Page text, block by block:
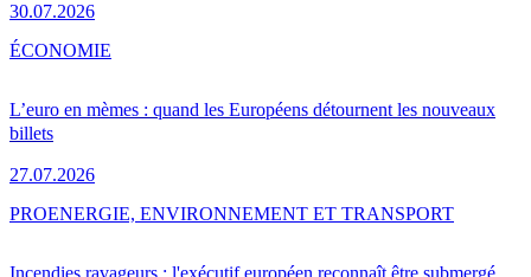
30.07.2026
L’euro en mèmes : quand les Européens détournent les nouveaux
billets
27.07.2026
ÉCONOMIE
PROENERGIE, ENVIRONNEMENT ET TRANSPORT